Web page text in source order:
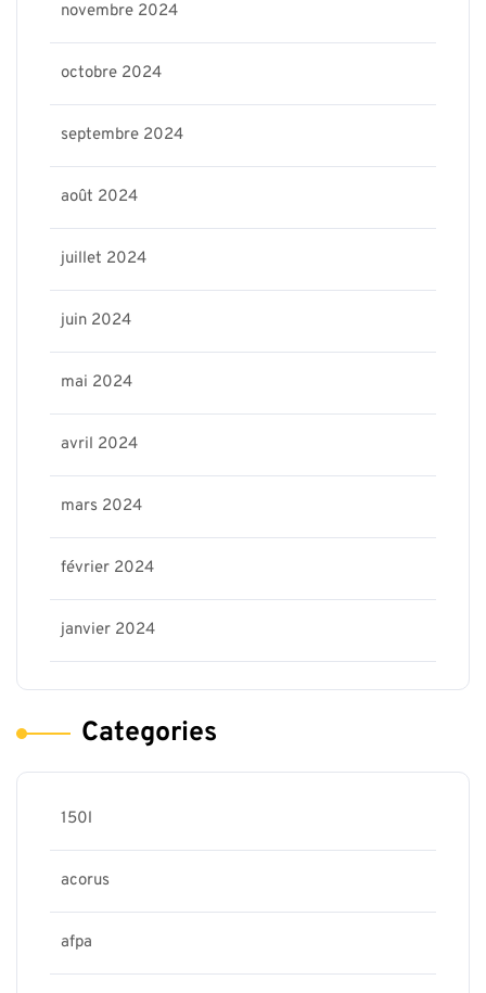
novembre 2024
octobre 2024
septembre 2024
août 2024
juillet 2024
juin 2024
mai 2024
avril 2024
mars 2024
février 2024
janvier 2024
Categories
150l
acorus
afpa